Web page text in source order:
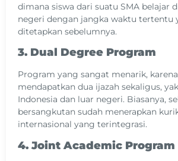
dimana siswa dari suatu SMA belajar
negeri dengan jangka waktu tertentu
ditetapkan sebelumnya.
3. Dual Degree Program
Program yang sangat menarik,
mendapatkan dua ijazah sekaligus,
Indonesia dan luar negeri. Biasanya,
bersangkutan sudah menerapkan
internasional yang terintegrasi.
4. Joint Academic Program